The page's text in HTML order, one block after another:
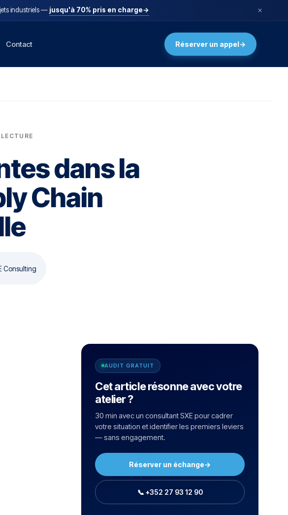
industriels — jusqu'à 70% pris en charge→
Contact Réserver un appel→
dans la
Chain
Consulting
AUDIT GRATUIT
Cet article résonne avec votre
atelier ?
30 min avec un consultant SXE pour cadrer
votre situation et identifier les premiers leviers
— sans engagement.
Réserver un échange→
📞 +352 27 93 12 90